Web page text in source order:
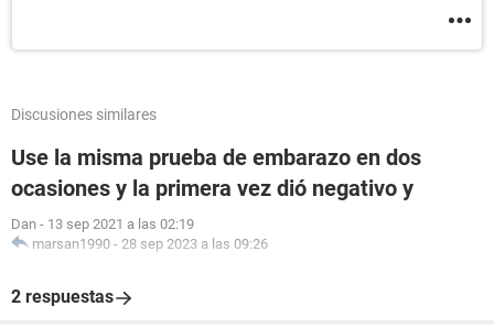
Discusiones similares
Use la misma prueba de embarazo en dos
ocasiones y la primera vez dió negativo y
Dan - 13 sep 2021 a las 02:19
marsan1990 - 28 sep 2023 a las 09:26
2 respuestas